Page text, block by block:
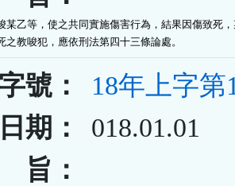
某乙等，使之共同實施傷害行為，結果因傷致死
之教唆犯，應依刑法第四十三條論處。
號：
18年上字第
期：
018.01.01
：